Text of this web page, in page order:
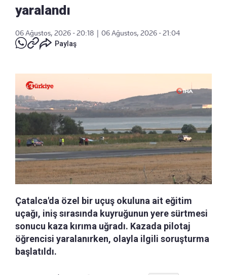
yaralandı
06 Ağustos, 2026 - 20:18 | 06 Ağustos, 2026 - 21:04
Paylaş
Çatalca'da özel bir uçuş okuluna ait eğitim
uçağı, iniş sırasında kuyruğunun yere sürtmesi
sonucu kaza kırıma uğradı. Kazada pilotaj
öğrencisi yaralanırken, olayla ilgili soruşturma
başlatıldı.